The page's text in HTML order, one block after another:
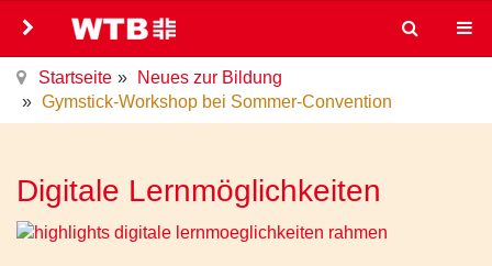
Startseite
Neues zur Bildung
Gymstick-Workshop bei Sommer-Convention
Digitale Lernmöglichkeiten